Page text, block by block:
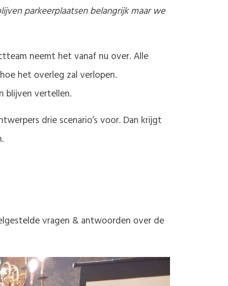
parkeerplaatsen belangrijk maar we
neemt het vanaf nu over. Alle
het overleg zal verlopen.
blijven vertellen.
drie scenario’s voor. Dan krijgt
vragen & antwoorden over de